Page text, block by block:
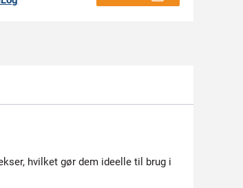
hvilket gør dem ideelle til brug i